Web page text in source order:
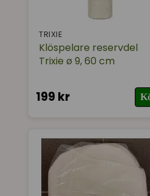
TRIXIE
Klöspelare reservdel
Trixie ø 9, 60 cm
199 kr